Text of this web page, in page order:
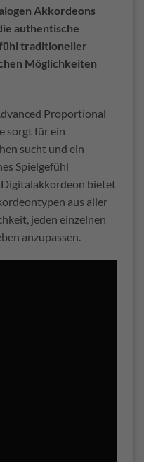
Akkordeons
authentische
traditioneller
Möglichkeiten
Proportional
sorgt für ein
sucht und ein
Spielgefühl
bietet
aus aller
jeden einzelnen
anzupassen.